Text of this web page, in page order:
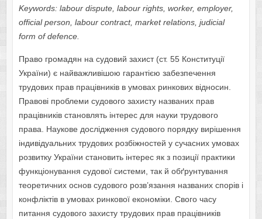
Keywords: labour dispute, labour rights, worker, employer,
official person, labour contract, market relations, judicial
form of defence.
Право громадян на судовий захист (ст. 55 Конституції
України) є найважливішою гарантією забезпечення
трудових прав працівників в умовах ринкових відносин.
Правові проблеми судового захисту названих прав
працівників становлять інтерес для науки трудового
права. Наукове дослідження судового порядку вирішення
індивідуальних трудових розбіжностей у сучасних умовах
розвитку України становить інтерес як з позиції практики
функціонування судової системи, так й обґрунтування
теоретичних основ судового розв’язання названих спорів і
конфліктів в умовах ринкової економіки. Свого часу
питання судового захисту трудових прав працівників